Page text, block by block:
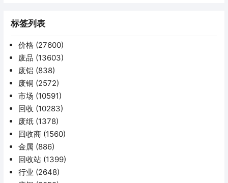
标签列表
价格 (27600)
废品 (13603)
废铝 (838)
废铜 (2572)
市场 (10591)
回收 (10283)
废纸 (1378)
回收商 (1560)
金属 (886)
回收站 (1399)
行业 (2648)